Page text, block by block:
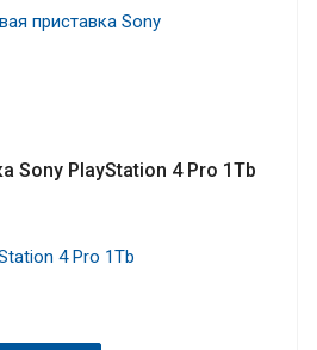
Sony PlayStation 4 Pro 1Tb